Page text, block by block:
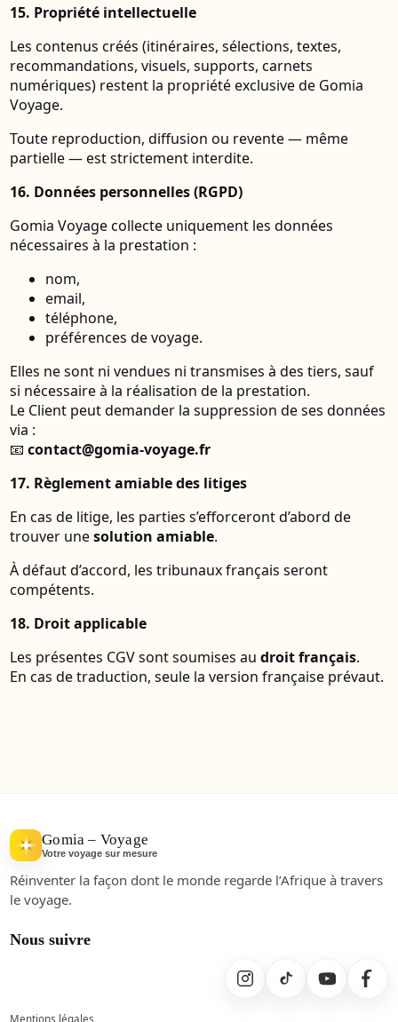
15. Propriété intellectuelle
Les contenus créés (itinéraires, sélections, textes,
recommandations, visuels, supports, carnets
numériques) restent la propriété exclusive de Gomia
Voyage.
Toute reproduction, diffusion ou revente — même
partielle — est strictement interdite.
16. Données personnelles (RGPD)
Gomia Voyage collecte uniquement les données
nécessaires à la prestation :
nom,
email,
téléphone,
préférences de voyage.
Elles ne sont ni vendues ni transmises à des tiers, sauf
si nécessaire à la réalisation de la prestation.
Le Client peut demander la suppression de ses données
via :
📧contact@gomia-voyage.fr
17. Règlement amiable des litiges
En cas de litige, les parties s’efforceront d’abord de
trouver unesolution amiable.
À défaut d’accord, les tribunaux français seront
compétents.
18. Droit applicable
Les présentes CGV sont soumises audroit français.
En cas de traduction, seule la version française prévaut.
Gomia – Voyage
Votre voyage sur mesure
Réinventer la façon dont le monde regarde l’Afrique à travers
le voyage.
Nous suivre
Mentions légales